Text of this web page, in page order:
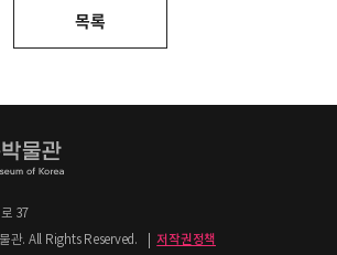
목록
37
관. All Rights Reserved.
저작권정책